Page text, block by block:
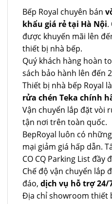
Bếp Royal chuyên bán
khẩu giá rẻ tại Hà Nội.
được khuyến mãi lên
thiết bị nhà bếp.
Quý khách hàng hoàn
sách bảo hành lên đến
Thiết bị nhà bếp Royal là
rửa chén Teka chính
Vận chuyển lắp đặt vòi
tận nơi trên toàn quốc.
BepRoyal luôn có
mại giảm giá hấp dẫn.
CO CQ Parking List đầy
Chế độ vận chuyển lắp
đáo, dịch vụ hỗ trợ 24/
Địa chỉ showroom thiết